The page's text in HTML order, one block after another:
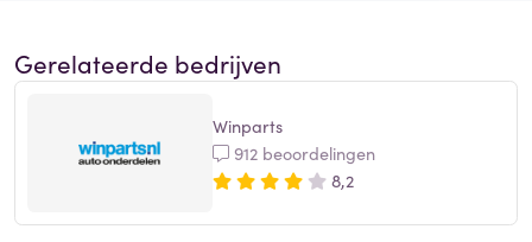
Gerelateerde bedrijven
Winparts
912 beoordelingen
8,2